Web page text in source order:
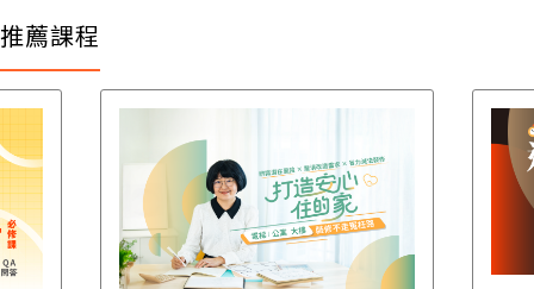
推薦課程